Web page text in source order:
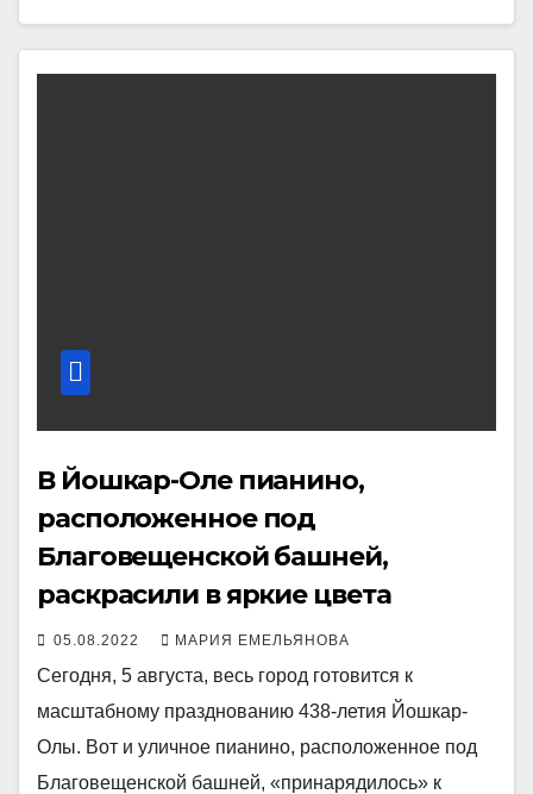
В Йошкар-Оле пианино,
расположенное под
Благовещенской башней,
раскрасили в яркие цвета
05.08.2022 МАРИЯ ЕМЕЛЬЯНОВА
Сегодня, 5 августа, весь город готовится к
масштабному празднованию 438-летия Йошкар-
Олы. Вот и уличное пианино, расположенное под
Благовещенской башней, «принарядилось» к